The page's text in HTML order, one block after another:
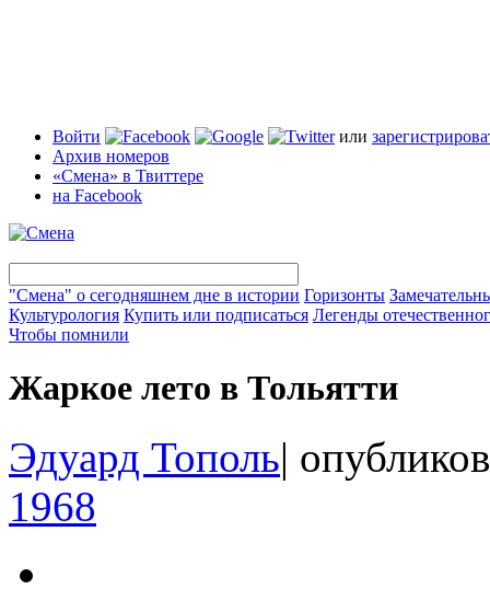
Войти или
Архив номеров
«Смена» в Твиттере
на Facebook
"Смена" о сегодняшнем дне в истории Горизонты
Культурология Купить или подписаться Легенды
Чтобы помнили
Жаркое лето в Тольятти
Эдуард Тополь|
1968